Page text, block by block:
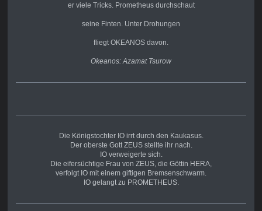
er viele Tricks. Prometheus durchschaut
seine Finten. Unter Drohungen
fliegt OKEANOS davon.
Okeanos: Azamat Tsurow
Die Königstochter IO irrt durch den Kaukasus.
Der oberste Gott ZEUS stellte ihr nach.
IO verweigerte sich.
Die eifersüchtige Frau von ZEUS, die Göttin HERA,
verfolgt IO mit einem giftigen Bremsenschwarm.
IO gelangt zu PROMETHEUS.